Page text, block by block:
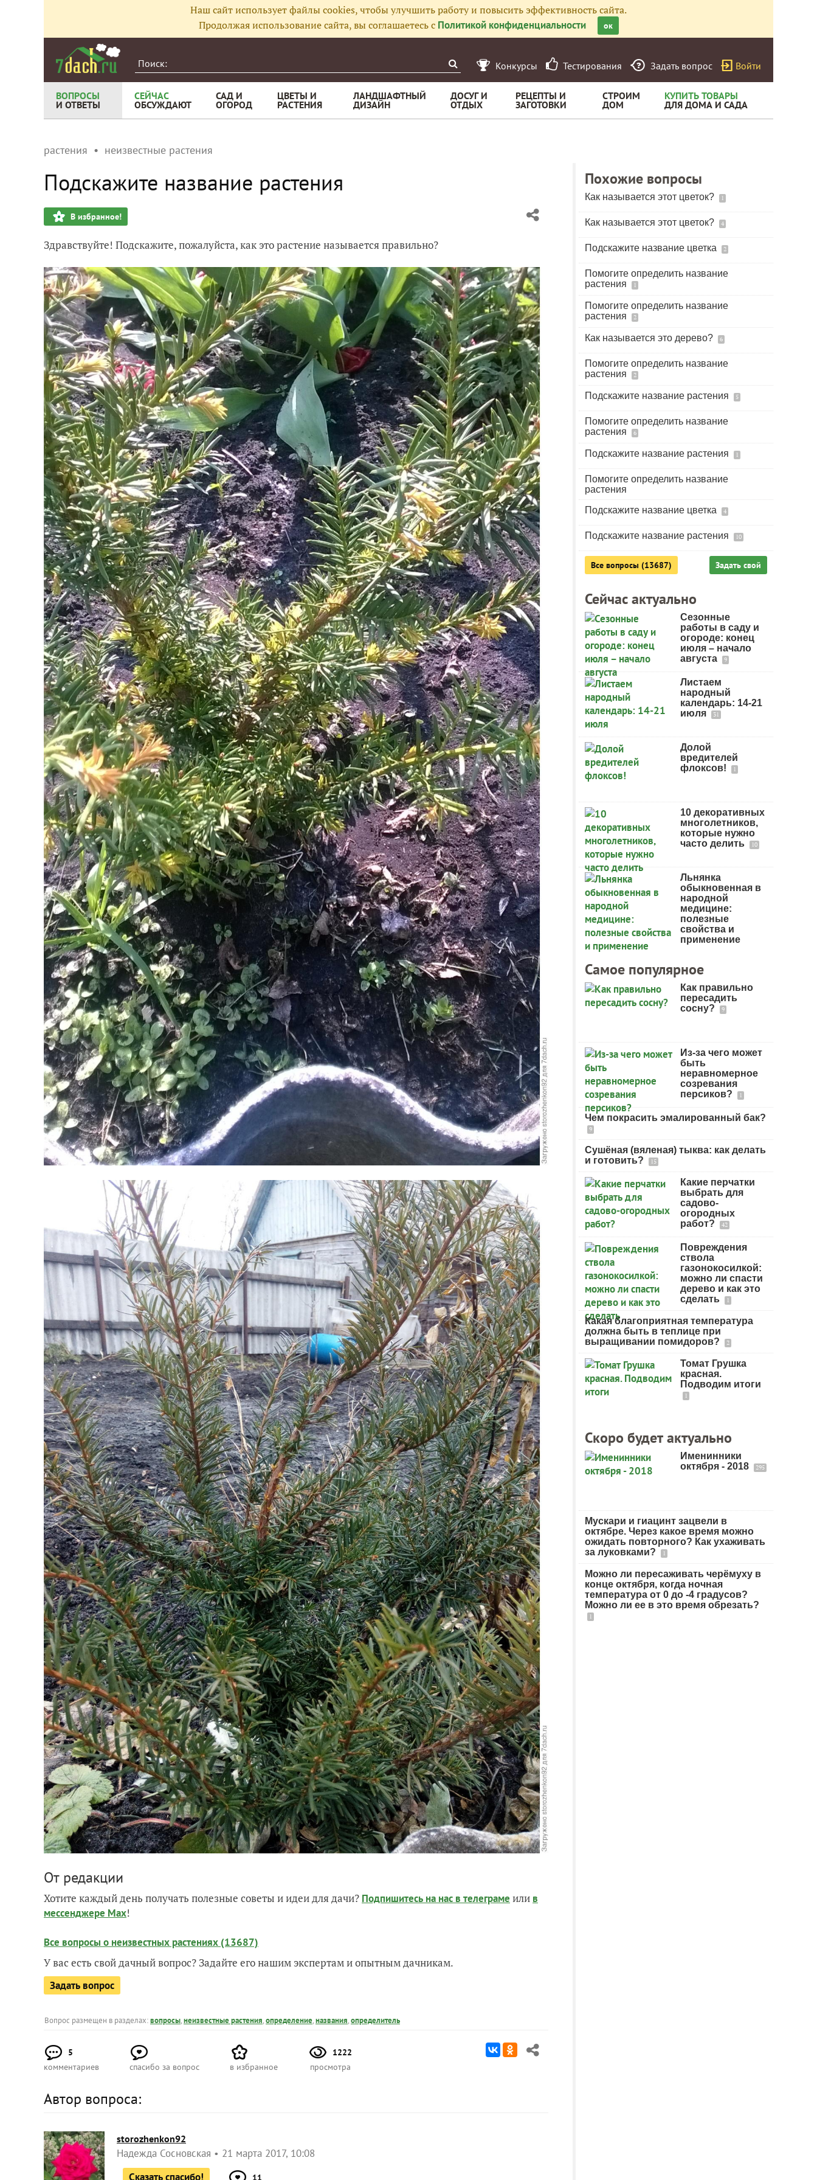
Наш сайт использует файлы cookies, чтобы улучшить работу и повысить эффективность сайта.
Продолжая использование сайта, вы соглашаетесь с Политикой конфиденциальности ок
Конкурсы Тестирования Задать вопрос Войти
ВОПРОСЫ
И ОТВЕТЫ
СЕЙЧАС
ОБСУЖДАЮТ
САД И
ОГОРОД
ЦВЕТЫ И
РАСТЕНИЯ
ЛАНДШАФТНЫЙ
ДИЗАЙН
ДОСУГ И
ОТДЫХ
РЕЦЕПТЫ И
ЗАГОТОВКИ
СТРОИМ
ДОМ
КУПИТЬ ТОВАРЫ
ДЛЯ ДОМА И САДА
растения неизвестные растения
Подскажите название растения
В избранное!
Здравствуйте! Подскажите, пожалуйста, как это растение называется правильно?
От редакции
Хотите каждый день получать полезные советы и идеи для дачи? Подпишитесь на нас в телеграме или в
мессенджере Max!
Все вопросы о неизвестных растениях (13687)
У вас есть свой дачный вопрос? Задайте его нашим экспертам и опытным дачникам.
Задать вопрос
Вопрос размещен в разделах:вопросы,неизвестные растения,определение,названия,определитель
5
комментариев
спасибо за вопрос в избранное
1222
просмотра
Автор вопроса:
storozhenkon92
Надежда Сосновская
21 марта 2017, 10:08
Сказать спасибо!
11
Похожие вопросы
Как называется этот цветок? 1
Как называется этот цветок? 4
Подскажите название цветка 2
Помогите определить название
растения
1
Помогите определить название
растения
2
Как называется это дерево? 6
Помогите определить название
растения
2
Подскажите название растения 5
Помогите определить название
растения
6
Подскажите название растения 1
Помогите определить название
растения
Подскажите название цветка
4
Подскажите название растения 10
Все вопросы (13687) Задать свой
Сейчас актуально
Сезонные
работы в саду и
огороде: конец
июля – начало
августа
9
Листаем
народный
календарь: 14-21
июля
31
Долой
вредителей
флоксов!
1
10 декоративных
многолетников,
которые нужно
часто делить
10
Льнянка
обыкновенная в
народной
медицине:
полезные
свойства и
применение
Самое популярное
Как правильно
пересадить
сосну?
9
Из-за чего может
быть
неравномерное
созревания
персиков?
1
Чем покрасить эмалированный бак?
9
Сушёная (вяленая) тыква: как делать
и готовить?
15
Какие перчатки
выбрать для
садово-
огородных
работ?
42
Повреждения
ствола
газонокосилкой:
можно ли спасти
дерево и как это
сделать
1
Какая благоприятная температура
должна быть в теплице при
выращивании помидоров?
2
Томат Грушка
красная.
Подводим итоги
1
Скоро будет актуально
Именинники
октября - 2018
295
Мускари и гиацинт зацвели в
октябре. Через какое время можно
ожидать повторного? Как ухаживать
за луковками?
1
Можно ли пересаживать черёмуху в
конце октября, когда ночная
температура от 0 до -4 градусов?
Можно ли ее в это время обрезать?
1